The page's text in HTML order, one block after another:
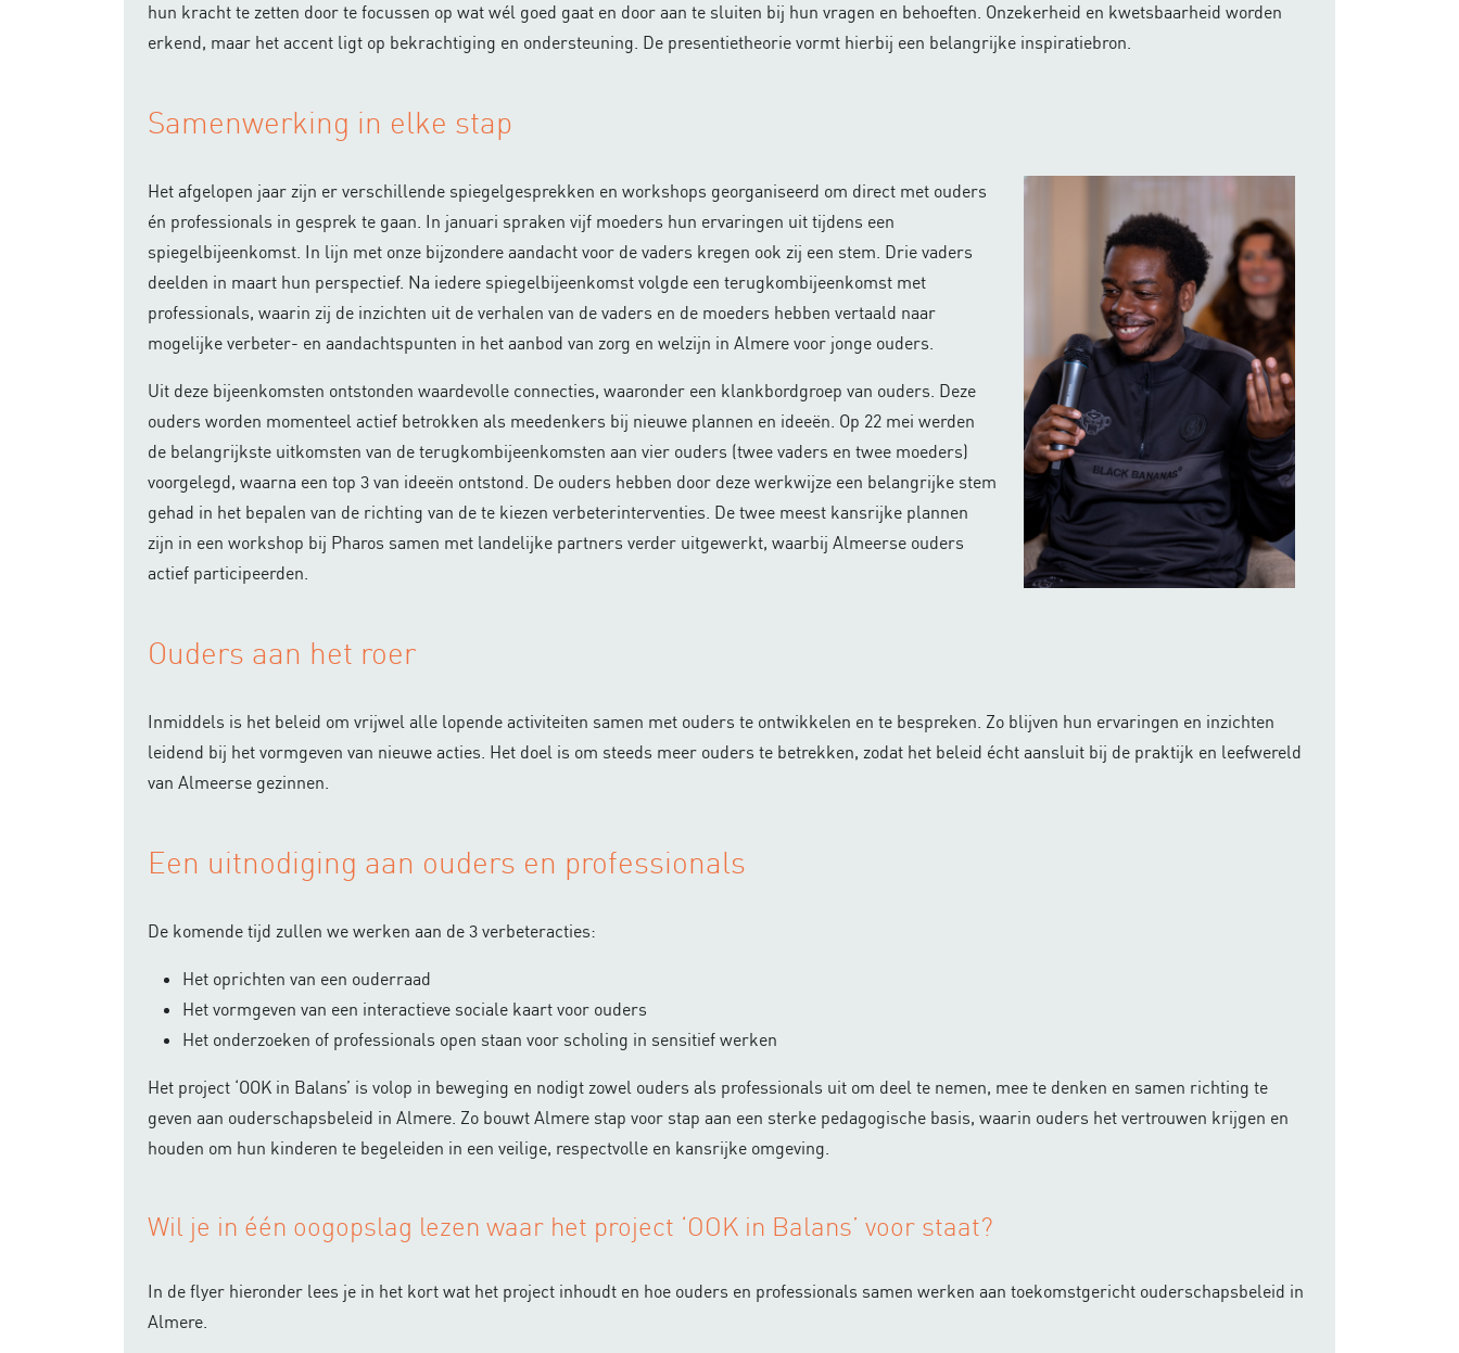
hun kracht te zetten door te focussen op wat wél goed gaat en door aan te sluiten bij hun vragen en behoeften. Onzekerheid en kwetsbaarheid worden
erkend, maar het accent ligt op bekrachtiging en ondersteuning. De presentietheorie vormt hierbij een belangrijke inspiratiebron.
Samenwerking in elke stap
Het afgelopen jaar zijn er verschillende spiegelgesprekken en workshops georganiseerd om direct met ouders
én professionals in gesprek te gaan. In januari spraken vijf moeders hun ervaringen uit tijdens een
spiegelbijeenkomst. In lijn met onze bijzondere aandacht voor de vaders kregen ook zij een stem. Drie vaders
deelden in maart hun perspectief. Na iedere spiegelbijeenkomst volgde een terugkombijeenkomst met
professionals, waarin zij de inzichten uit de verhalen van de vaders en de moeders hebben vertaald naar
mogelijke verbeter- en aandachtspunten in het aanbod van zorg en welzijn in Almere voor jonge ouders.
Uit deze bijeenkomsten ontstonden waardevolle connecties, waaronder een klankbordgroep van ouders. Deze
ouders worden momenteel actief betrokken als meedenkers bij nieuwe plannen en ideeën. Op 22 mei werden
de belangrijkste uitkomsten van de terugkombijeenkomsten aan vier ouders (twee vaders en twee moeders)
voorgelegd, waarna een top 3 van ideeën ontstond. De ouders hebben door deze werkwijze een belangrijke stem
gehad in het bepalen van de richting van de te kiezen verbeterinterventies. De twee meest kansrijke plannen
zijn in een workshop bij Pharos samen met landelijke partners verder uitgewerkt, waarbij Almeerse ouders
actief participeerden.
Ouders aan het roer
Inmiddels is het beleid om vrijwel alle lopende activiteiten samen met ouders te ontwikkelen en te bespreken. Zo blijven hun ervaringen en inzichten
leidend bij het vormgeven van nieuwe acties. Het doel is om steeds meer ouders te betrekken, zodat het beleid écht aansluit bij de praktijk en leefwereld
van Almeerse gezinnen.
Een uitnodiging aan ouders en professionals
De komende tijd zullen we werken aan de 3 verbeteracties:
Het oprichten van een ouderraad
Het vormgeven van een interactieve sociale kaart voor ouders
Het onderzoeken of professionals open staan voor scholing in sensitief werken
Het project ‘OOK in Balans’ is volop in beweging en nodigt zowel ouders als professionals uit om deel te nemen, mee te denken en samen richting te
geven aan ouderschapsbeleid in Almere. Zo bouwt Almere stap voor stap aan een sterke pedagogische basis, waarin ouders het vertrouwen krijgen en
houden om hun kinderen te begeleiden in een veilige, respectvolle en kansrijke omgeving.
Wil je in één oogopslag lezen waar het project ‘OOK in Balans’ voor staat?
In de flyer hieronder lees je in het kort wat het project inhoudt en hoe ouders en professionals samen werken aan toekomstgericht ouderschapsbeleid in
Almere.